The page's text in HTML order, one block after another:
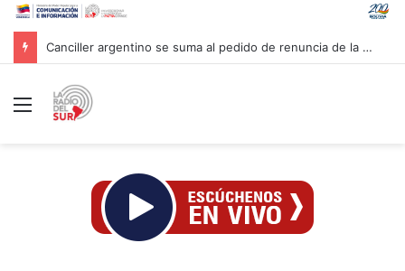
Canciller argentino se suma al pedido de renuncia de la vicepresidenta Villarruel
Menú